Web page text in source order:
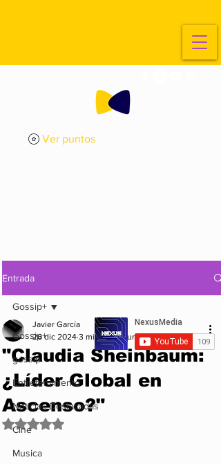
Ver puntos
Entrada
Gossip+
gossip
Entretenimiento
Noticias Destacadas
Cine
Musica
Gossip+
"Claudia Sheinbaum:
¿Líder Global en
Ascenso?"
Javier García
26 dic 2024 3 min de lectura
Obtuvo NaN de 5 estrellas.